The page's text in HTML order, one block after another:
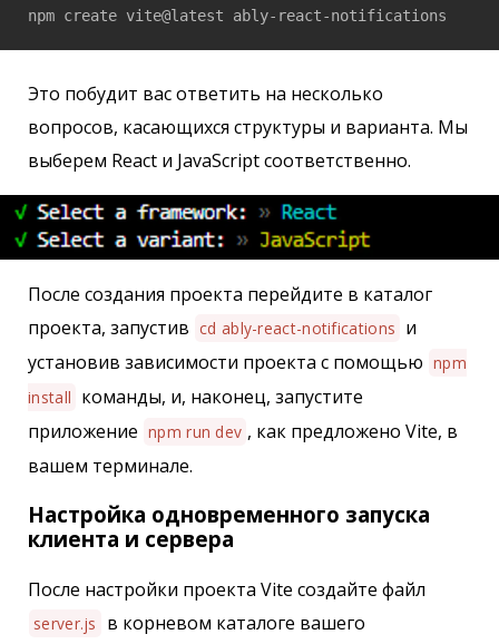
npm create vite@latest ably-react-notifications
Это побудит вас ответить на несколько
вопросов, касающихся структуры и варианта. Мы
выберем React и JavaScript соответственно.
После создания проекта перейдите в каталог
проекта, запустив cd ably-react-notifications и
установив зависимости проекта с помощью npm
install команды, и, наконец, запустите
приложение npm run dev , как предложено Vite, в
вашем терминале.
Настройка одновременного запуска
клиента и сервера
После настройки проекта Vite создайте файл
server.js
в корневом каталоге вашего